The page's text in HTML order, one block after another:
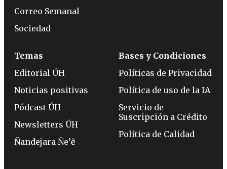
Correo Semanal
Sociedad
Temas
Editorial ÚH
Noticias positivas
Pódcast ÚH
Newsletters ÚH
Ñandejara Ñe’ẽ
Bases y Condiciones
Políticas de Privacidad
Política de uso de la IA
Servicio de
Suscripción a Crédito
Política de Calidad